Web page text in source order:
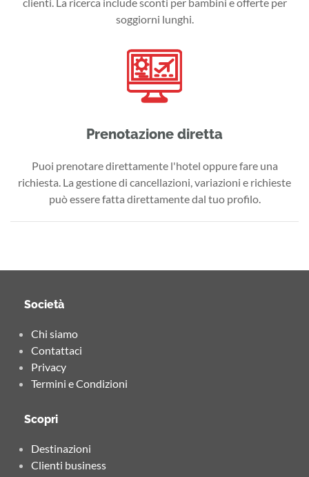
soggiorni lunghi.
Prenotazione diretta
Puoi prenotare direttamente l'hotel oppure fare una
richiesta. La gestione di cancellazioni, variazioni e richieste
può essere fatta direttamente dal tuo profilo.
Società
Chi siamo
Contattaci
Privacy
Termini e Condizioni
Scopri
Destinazioni
Clienti business